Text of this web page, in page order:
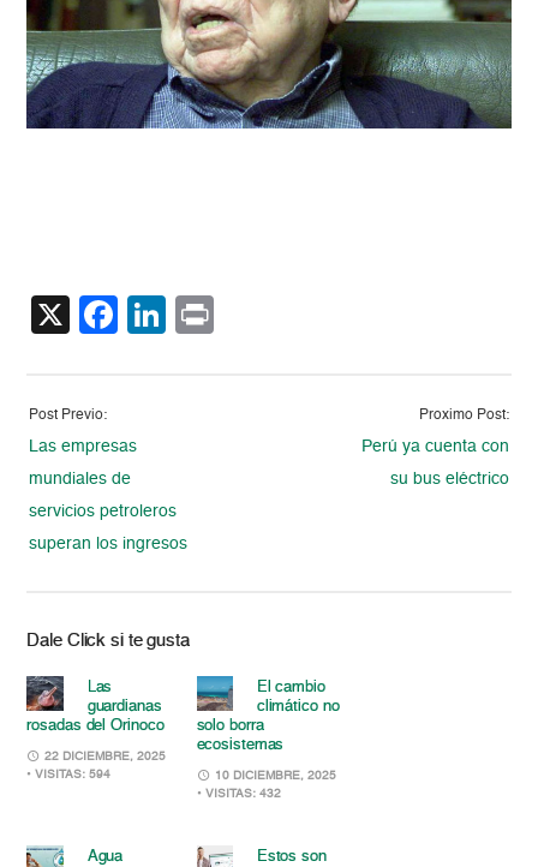
X Facebook
LinkedIn
Post Previo:
Las empresas
mundiales de
servicios petroleros
superan los ingresos
Proximo Post:
Perú ya cuenta con
su bus eléctrico
Dale Click si te gusta
Las
guardianas
rosadas del Orinoco
22 DICIEMBRE, 2025
• VISITAS: 594
El cambio
climático no
solo borra
ecosistemas
10 DICIEMBRE, 2025
• VISITAS: 432
Agua
Estos son